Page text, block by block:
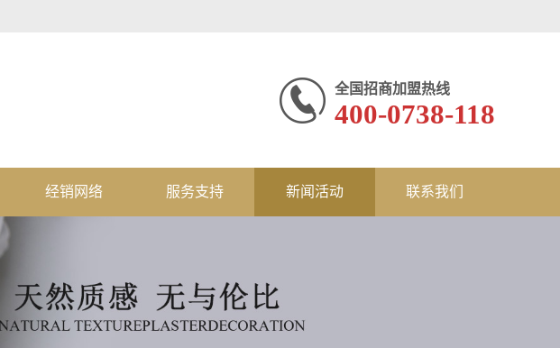
全国招商加盟热线
400-0738-118
经销网络 服务支持 新闻活动 联系我们